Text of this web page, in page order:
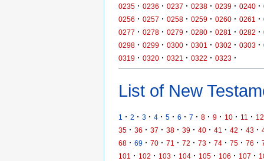
0235 · 0236 · 0237 · 0238 · 0239 · 0240 ·
0256 · 0257 · 0258 · 0259 · 0260 · 0261 ·
0277 · 0278 · 0279 · 0280 · 0281 · 0282 ·
0298 · 0299 · 0300 · 0301 · 0302 · 0303 ·
0319 · 0320 · 0321 · 0322 · 0323 ·
List of New
1 · 2 · 3 · 4 · 5 · 6 · 7 · 8 · 9 · 10 · 11 · 12
35 · 36 · 37 · 38 · 39 · 40 · 41 · 42 · 43 ·
68 · 69 · 70 · 71 · 72 · 73 · 74 · 75 · 76 ·
101
· 102 · 103 · 104 · 105 · 106 · 107 ·